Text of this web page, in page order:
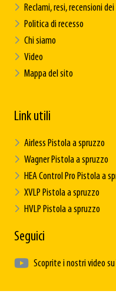
Reclami, resi, recensioni
Politica di recesso
Chi siamo
Video
Mappa del sito
Link utili
Airless Pistola a spruzzo
Wagner Pistola a spruzzo
HEA Control Pro Pistola a
XVLP Pistola a spruzzo
HVLP Pistola a spruzzo
Seguici
Scoprite i nostri video su